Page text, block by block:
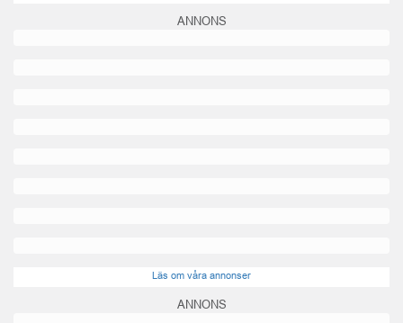
ANNONS
Läs om våra annonser
ANNONS